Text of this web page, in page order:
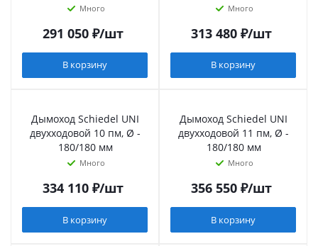
Много
291 050₽/шт
В корзину
Много
313 480₽/шт
В корзину
Дымоход Schiedel UNI
двухходовой 10 пм, Ø -
180/180 мм
Много
334 110₽/шт
В корзину
Дымоход Schiedel UNI
двухходовой 11 пм, Ø -
180/180 мм
Много
356 550₽/шт
В корзину